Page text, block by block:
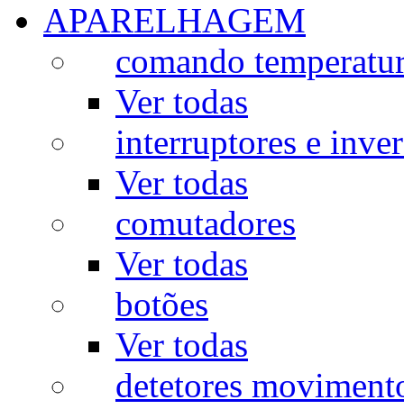
APARELHAGEM
comando
Ver todas
interruptores e
Ver todas
comutadores
Ver todas
botões
Ver todas
detetores